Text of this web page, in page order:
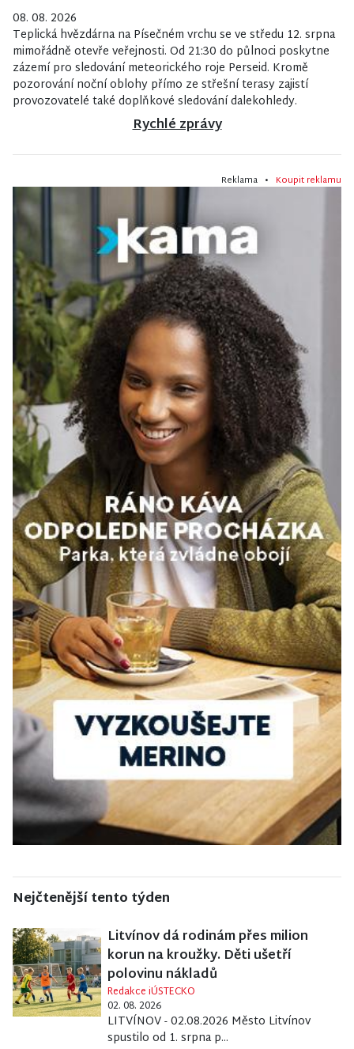
08. 08. 2026
Teplická hvězdárna na Písečném vrchu se ve středu 12. srpna
mimořádně otevře veřejnosti. Od 21:30 do půlnoci poskytne
zázemí pro sledování meteorického roje Perseid. Kromě
pozorování noční oblohy přímo ze střešní terasy zajistí
provozovatelé také doplňkové sledování dalekohledy.
Rychlé zprávy
Reklama • Koupit reklamu
Nejčtenější tento týden
Litvínov dá rodinám přes milion
korun na kroužky. Děti ušetří
polovinu nákladů
Redakce iÚSTECKO
02. 08. 2026
LITVÍNOV - 02.08.2026 Město Litvínov
spustilo od 1. srpna p...